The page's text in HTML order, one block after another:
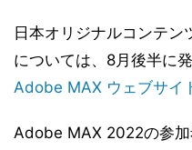
日本オリジナルコンテン
については、8月後半に
Adobe MAX ウェブサイ
Adobe MAX 2022の参加